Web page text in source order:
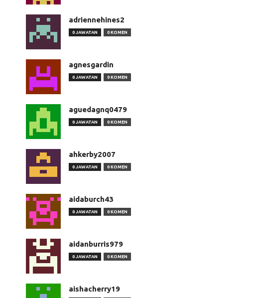
adriennehines2
0 JAWATAN 0 KOMEN
agnesgardin
0 JAWATAN 0 KOMEN
aguedagnq0479
0 JAWATAN 0 KOMEN
ahkerby2007
0 JAWATAN 0 KOMEN
aidaburch43
0 JAWATAN 0 KOMEN
aidanburris979
0 JAWATAN 0 KOMEN
aishacherry19